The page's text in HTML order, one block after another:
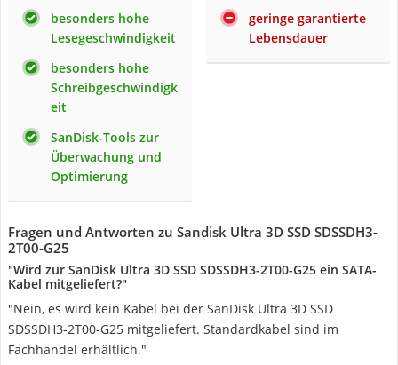
besonders hohe
Lesegeschwindigkeit
besonders hohe
Schreibgeschwindigk
eit
SanDisk-Tools zur
Überwachung und
Optimierung
geringe garantierte
Lebensdauer
Fragen und Antworten zu Sandisk Ultra 3D SSD SDSSDH3-
2T00-G25
"Wird zur SanDisk Ultra 3D SSD SDSSDH3-2T00-G25 ein SATA-
Kabel mitgeliefert?"
"Nein, es wird kein Kabel bei der SanDisk Ultra 3D SSD
SDSSDH3-2T00-G25 mitgeliefert. Standardkabel sind im
Fachhandel erhältlich."